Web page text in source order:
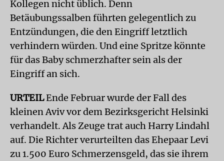
Kollegen nicht üblich. Denn
Betäubungssalben führten gelegentlich zu
Entzündungen, die den Eingriff letztlich
verhindern würden. Und eine Spritze könnte
für das Baby schmerzhafter sein als der
Eingriff an sich.
URTEILEnde Februar wurde der Fall des
kleinen Aviv vor dem Bezirksgericht Helsinki
verhandelt. Als Zeuge trat auch Harry Lindahl
auf. Die Richter verurteilten das Ehepaar Levi
zu 1.500 Euro Schmerzensgeld, das sie ihrem